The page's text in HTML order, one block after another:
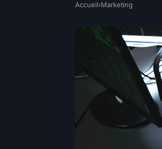
Accueil›Marketing